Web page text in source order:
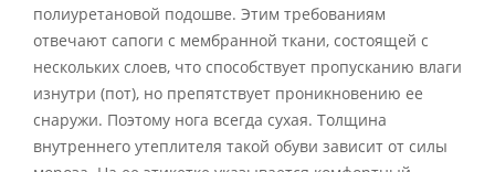
полиуретановой подошве. Этим требованиям
отвечают сапоги с мембранной ткани, состоящей с
нескольких слоев, что способствует пропусканию влаги
изнутри (пот), но препятствует проникновению ее
снаружи. Поэтому нога всегда сухая. Толщина
внутреннего утеплителя такой обуви зависит от силы